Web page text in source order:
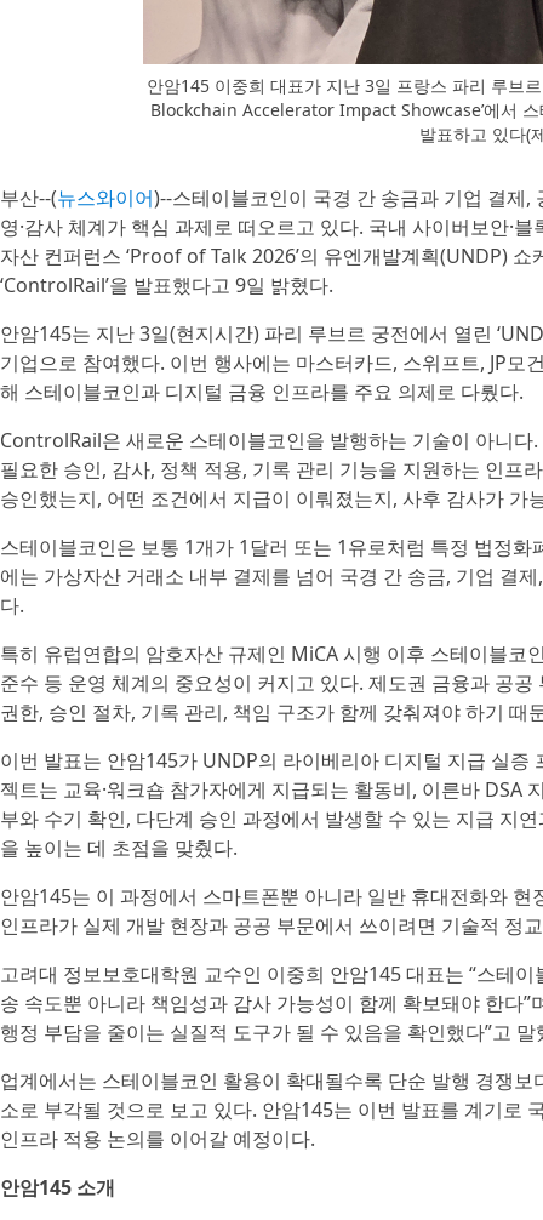
안암145 이중희 대표가 지난 3일 프랑스 파리 루브
Blockchain Accelerator Impact Showcase’에서 스
발표하고 있다(
부산--(뉴스와이어)--스테이블코인이 국경 간 송금과 기업 결제
영·감사 체계가 핵심 과제로 떠오르고 있다. 국내 사이버보안·
자산 컨퍼런스 ‘Proof of Talk 2026’의 유엔개발계획(UNDP)
‘ControlRail’을 발표했다고 9일 밝혔다.
안암145는 지난 3일(현지시간) 파리 루브르 궁전에서 열린
기업으로 참여했다. 이번 행사에는 마스터카드, 스위프트, JP
해 스테이블코인과 디지털 금융 인프라를 주요 의제로 다뤘다.
ControlRail은 새로운 스테이블코인을 발행하는 기술이 아니
필요한 승인, 감사, 정책 적용, 기록 관리 기능을 지원하는 인프
승인했는지, 어떤 조건에서 지급이 이뤄졌는지, 사후 감사가
스테이블코인은 보통 1개가 1달러 또는 1유로처럼 특정 법정
에는 가상자산 거래소 내부 결제를 넘어 국경 간 송금, 기업 결
다.
특히 유럽연합의 암호자산 규제인 MiCA 시행 이후 스테이블
준수 등 운영 체계의 중요성이 커지고 있다. 제도권 금융과 공
권한, 승인 절차, 기록 관리, 책임 구조가 함께 갖춰져야 하기 때
이번 발표는 안암145가 UNDP의 라이베리아 디지털 지급 실
젝트는 교육·워크숍 참가자에게 지급되는 활동비, 이른바
부와 수기 확인, 다단계 승인 과정에서 발생할 수 있는 지급 지
을 높이는 데 초점을 맞췄다.
안암145는 이 과정에서 스마트폰뿐 아니라 일반 휴대전화와
인프라가 실제 개발 현장과 공공 부문에서 쓰이려면 기술적 정
고려대 정보보호대학원 교수인 이중희 안암145 대표는 “스테
송 속도뿐 아니라 책임성과 감사 가능성이 함께 확보돼야 한다
행정 부담을 줄이는 실질적 도구가 될 수 있음을 확인했다”고 말
업계에서는 스테이블코인 활용이 확대될수록 단순 발행 경쟁
소로 부각될 것으로 보고 있다. 안암145는 이번 발표를 계기로
인프라 적용 논의를 이어갈 예정이다.
안암145 소개